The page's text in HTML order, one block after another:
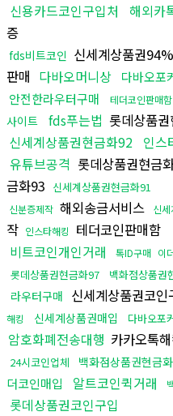
신용카드코인구입처
해외카
증
fds비트코인 신세계상품권94%
판매 다바오머니상 다바오포
안전한라우터구매
테더코인판매함
사이트
fds푸는법 롯데상품
신세계상품권현금화92 인스
유튜브공격 롯데상품권현금
금화93 신세계상품권현금화91
신분증제작 해외송금서비스 신
작 인스타해킹
테더코인판매함
비트코인개인거래
톡ID구매 이
롯데상품권현금화97 백화점상품권
라우터구매 신세계상품권코인
해킹
신세계상품권매입 다바오포
암호화폐전송대행 카카오톡
24시코인업체 백화점상품권현금
더코인매입
알트코인퀵거래
롯데상품권코인구입